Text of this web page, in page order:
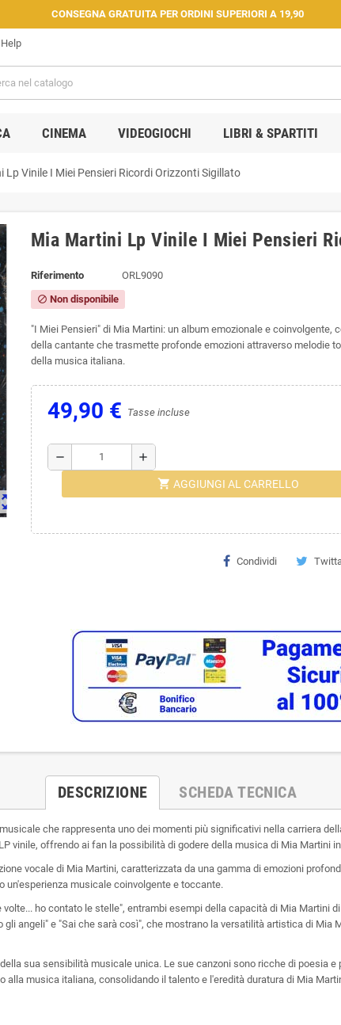
CONSEGNA GRATUITA PER ORDINI SUPERIORI A 19,90
Help
CINEMA VIDEOGIOCHI LIBRI & SPARTITI
Lp Vinile I Miei Pensieri Ricordi Orizzonti Sigillato
Mia Martini Lp Vinile I Miei Pensieri
Riferimento ORL9090
block Non disponibile
"I Miei Pensieri" di Mia Martini: un album emozionale e coinvolgente,
della cantante che trasmette profonde emozioni attraverso melodie
della musica italiana.
49,90 € Tasse incluse
remove add
shopping_cart AGGIUNGI AL CARRELLO
Condividi Twitta
DESCRIZIONE SCHEDA TECNICA
che rappresenta uno dei momenti più significativi nella carriera
vinile, offrendo ai fan la possibilità di godere della musica di Mia Martini
vocale di Mia Martini, caratterizzata da una gamma di emozioni
un'esperienza musicale coinvolgente e toccante.
volte... ho contato le stelle", entrambi esempi della capacità di Mia
angeli" e "Sai che sarà così", che mostrano la versatilità artistica di Mia
sua sensibilità musicale unica. Le sue canzoni sono ricche di poesia
alla musica italiana, consolidando il talento e l'eredità duratura di Mia